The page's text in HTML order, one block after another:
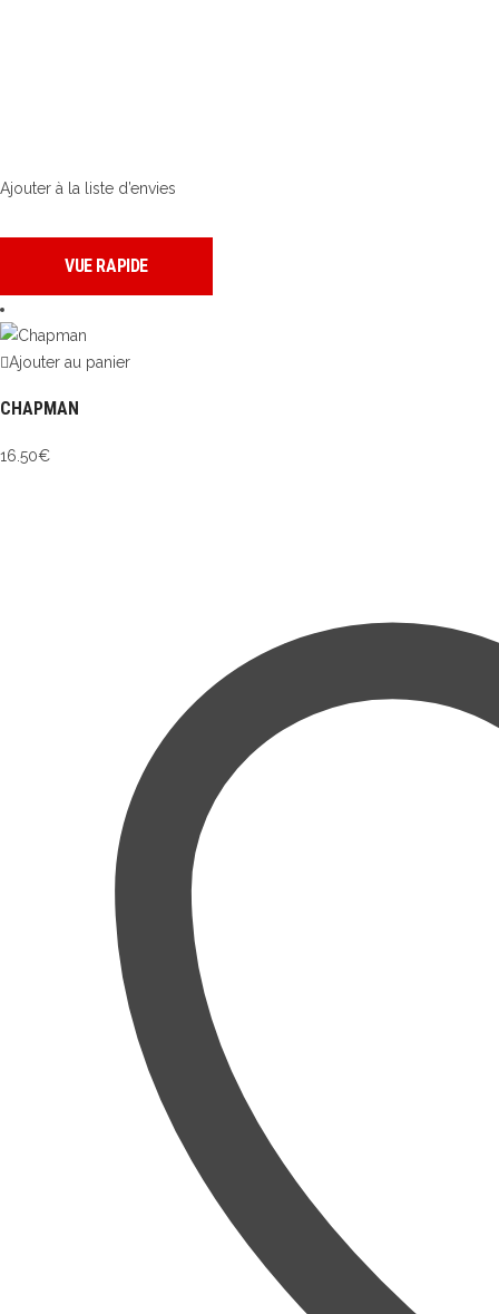
Ajouter à la liste d’envies
VUE RAPIDE
Ajouter au panier
CHAPMAN
16.50€